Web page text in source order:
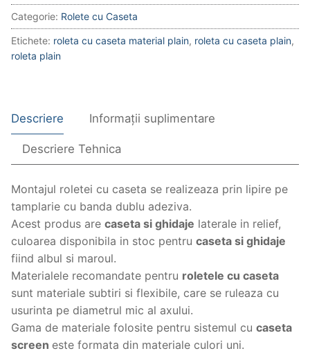
Caseta
Plain
Categorie: Rolete cu Caseta
Etichete: roleta cu caseta material plain, roleta cu caseta plain,
roleta plain
Descriere Informații suplimentare
Descriere Tehnica
Montajul roletei cu caseta se realizeaza prin lipire pe
tamplarie cu banda dublu adeziva.
Acest produs are caseta si ghidaje laterale in relief,
culoarea disponibila in stoc pentru caseta si ghidaje
fiind albul si maroul.
Materialele recomandate pentru roletele cu caseta
sunt materiale subtiri si flexibile, care se ruleaza cu
usurinta pe diametrul mic al axului.
Gama de materiale folosite pentru sistemul cu caseta
screen este formata din materiale culori uni.